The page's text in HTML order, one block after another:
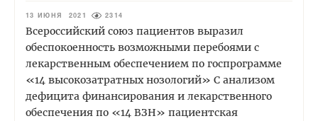
13 ИЮНЯ 2021 2314
Всероссийский союз пациентов выразил
обеспокоенность возможными перебоями с
лекарственным обеспечением по госпрограмме
«14 высокозатратных нозологий» С анализом
дефицита финансирования и лекарственного
обеспечения по «14 ВЗН» пациентская